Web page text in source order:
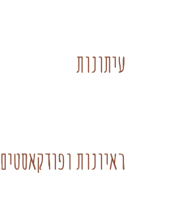
עיתונות
ראיונות ופודקאסטים